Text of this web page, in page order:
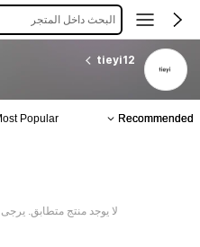
البحث داخل المتجر
tieyi12
Recommended
Popular
لا يوجد منتج متطابق.